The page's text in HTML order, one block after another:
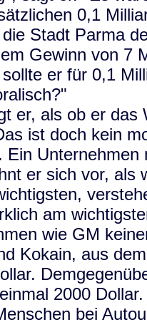
0,1
Stadt Parma
Gewinn von 7
er für 0,1
er, als ob er
ist doch kein
Ein
er sich vor,
am
wie GM
Kokain, aus
2000
bei